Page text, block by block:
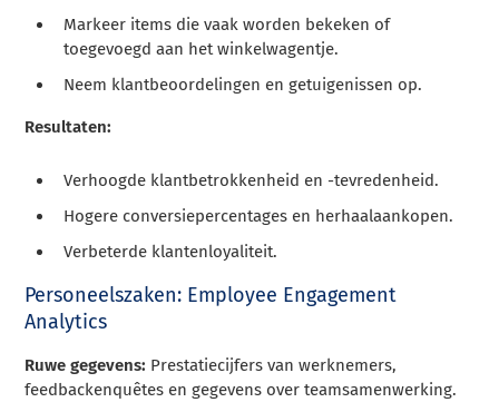
Markeer items die vaak worden bekeken of
toegevoegd aan het winkelwagentje.
Neem klantbeoordelingen en getuigenissen op.
Resultaten:
Verhoogde klantbetrokkenheid en -tevredenheid.
Hogere conversiepercentages en herhaalaankopen.
Verbeterde klantenloyaliteit.
Personeelszaken: Employee Engagement
Analytics
Ruwe gegevens: Prestatiecijfers van werknemers,
feedbackenquêtes en gegevens over teamsamenwerking.